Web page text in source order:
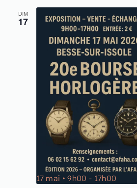
DIM
17
17 mai • 9h00 - 17h00